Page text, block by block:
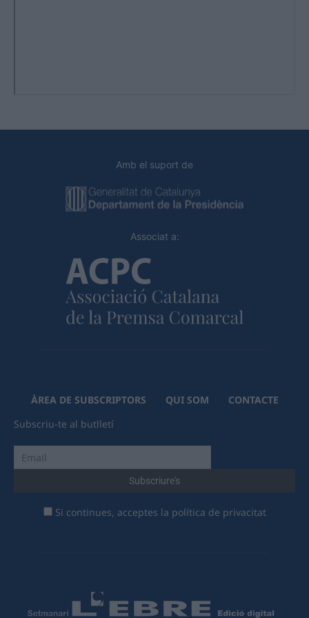
Amb el suport de
Associat a:
ÀREA DE SUBSCRIPTORS QUI SOM
CONTACTE
Subscriu-te al butlletí
Si continues, acceptes la política de privacitat